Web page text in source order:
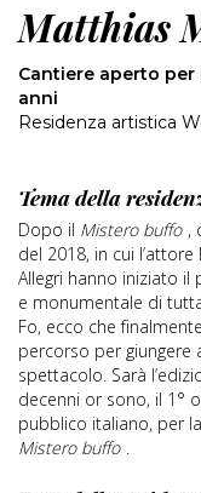
Matthias
Cantiere aperto
anni
Residenza artistica
Tema della
Dopo il Mistero buffo ,
del 2018, in cui
Allegri hanno iniziato il
e monumentale di
Fo, ecco che
percorso per giungere
spettacolo. Sarà
decenni or sono, il 1°
pubblico italiano, per
Mistero buffo .